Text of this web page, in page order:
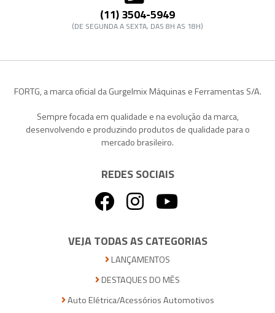
(11) 3504-5949
(DE SEGUNDA A SEXTA, DAS 8H AS 18H)
FORTG, a marca oficial da Gurgelmix Máquinas e Ferramentas S/A.
Sempre focada em qualidade e na evolução da marca,
desenvolvendo e produzindo produtos de qualidade para o
mercado brasileiro.
REDES SOCIAIS
VEJA TODAS AS CATEGORIAS
LANÇAMENTOS
DESTAQUES DO MÊS
Auto Elétrica/Acessórios Automotivos